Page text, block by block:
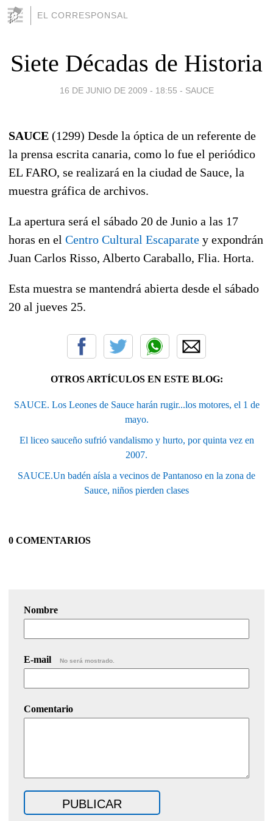
EL CORRESPONSAL
Siete Décadas de Historia
16 DE JUNIO DE 2009 - 18:55 - SAUCE
SAUCE (1299) Desde la óptica de un referente de
la prensa escrita canaria, como lo fue el periódico
EL FARO, se realizará en la ciudad de Sauce, la
muestra gráfica de archivos.
La apertura será el sábado 20 de Junio a las 17
horas en el Centro Cultural Escaparate y expondrán
Juan Carlos Risso, Alberto Caraballo, Flia. Horta.
Esta muestra se mantendrá abierta desde el sábado
20 al jueves 25.
OTROS ARTÍCULOS EN ESTE BLOG:
SAUCE. Los Leones de Sauce harán rugir...los motores, el 1 de
mayo.
El liceo sauceño sufrió vandalismo y hurto, por quinta vez en
2007.
SAUCE.Un badén aísla a vecinos de Pantanoso en la zona de
Sauce, niños pierden clases
0 COMENTARIOS
Nombre
E-mail No será mostrado.
Comentario